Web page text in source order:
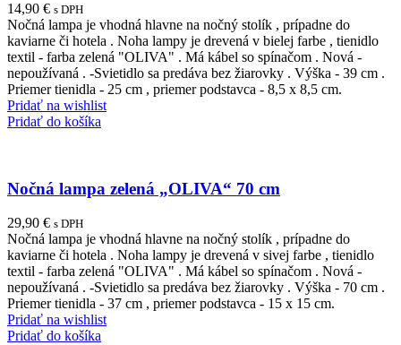
14,90 € s DPH
Nočná lampa je vhodná hlavne na nočný stolík , prípadne do
kaviarne či hotela . Noha lampy je drevená v bielej farbe , tienidlo
textil - farba zelená "OLIVA" . Má kábel so spínačom . Nová -
nepoužívaná . -Svietidlo sa predáva bez žiarovky . Výška - 39 cm .
Priemer tienidla - 25 cm , priemer podstavca - 8,5 x 8,5 cm.
Pridať na wishlist
Pridať do košíka
Nočná lampa zelená „OLIVA“ 70 cm
29,90 € s DPH
Nočná lampa je vhodná hlavne na nočný stolík , prípadne do
kaviarne či hotela . Noha lampy je drevená v sivej farbe , tienidlo
textil - farba zelená "OLIVA" . Má kábel so spínačom . Nová -
nepoužívaná . -Svietidlo sa predáva bez žiarovky . Výška - 70 cm .
Priemer tienidla - 37 cm , priemer podstavca - 15 x 15 cm.
Pridať na wishlist
Pridať do košíka